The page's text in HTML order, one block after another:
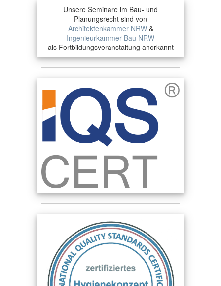
Unsere Seminare im Bau- und
Planungsrecht sind von
Architektenkammer NRW&
Ingenieurkammer-Bau NRW
als Fortbildungsveranstaltung anerkannt